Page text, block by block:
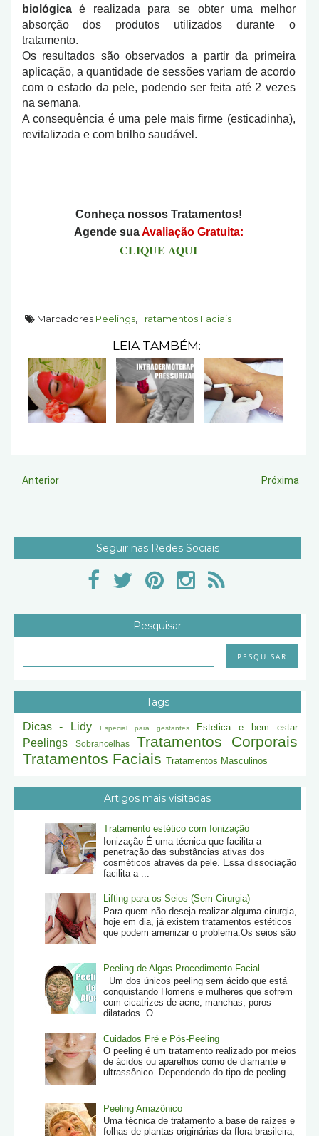
biológicaé realizada para se obter uma melhor
absorção dos produtos utilizados durante o
tratamento.
Os resultados são observados a partir da primeira
aplicação, a quantidade de sessões variam de acordo
com o estado da pele, podendo ser feita até 2 vezes
na semana.
A consequência é uma pele mais firme (esticadinha),
revitalizada e com brilho saudável.
Conheça nossos Tratamentos!
Agende suaAvaliação Gratuita:
CLIQUE AQUI
Marcadores Peelings,Tratamentos Faciais
LEIA TAMBÉM:
Anterior Próxima
Seguir nas Redes Sociais
Pesquisar
Tags
Dicas - Lidy Especial para gestantes Estetica e bem estar
Peelings Sobrancelhas
Tratamentos Corporais
Tratamentos Faciais Tratamentos Masculinos
Artigos mais visitadas
Tratamento estético com Ionização
Ionização É uma técnica que facilita a
penetração das substâncias ativas dos
cosméticos através da pele. Essa dissociação
facilita a ...
Lifting para os Seios (Sem Cirurgia)
Para quem não deseja realizar alguma cirurgia,
hoje em dia, já existem tratamentos estéticos
que podem amenizar o problema.Os seios são
Peeling de Algas Procedimento Facial
Um dos únicos peeling sem ácido que está
conquistando Homens e mulheres que sofrem
com cicatrizes de acne, manchas, poros
dilatados. O ...
Cuidados Pré e Pós-Peeling
O peeling é um tratamento realizado por meios
de ácidos ou aparelhos como de diamante e
ultrassônico. Dependendo do tipo de peeling ...
Peeling Amazônico
Uma técnica de tratamento a base de raízes e
folhas de plantas originárias da flora brasileira,